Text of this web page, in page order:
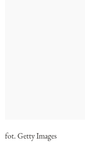
fot. Getty Images